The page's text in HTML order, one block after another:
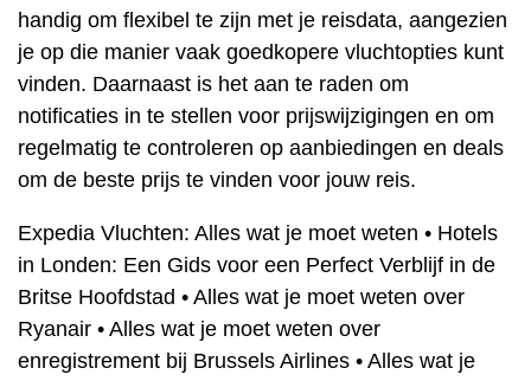
handig om flexibel te zijn met je reisdata, aangezien
je op die manier vaak goedkopere vluchtopties kunt
vinden. Daarnaast is het aan te raden om
notificaties in te stellen voor prijswijzigingen en om
regelmatig te controleren op aanbiedingen en deals
om de beste prijs te vinden voor jouw reis.
Expedia Vluchten: Alles wat je moet weten • Hotels
in Londen: Een Gids voor een Perfect Verblijf in de
Britse Hoofdstad • Alles wat je moet weten over
Ryanair • Alles wat je moet weten over
enregistrement bij Brussels Airlines • Alles wat je